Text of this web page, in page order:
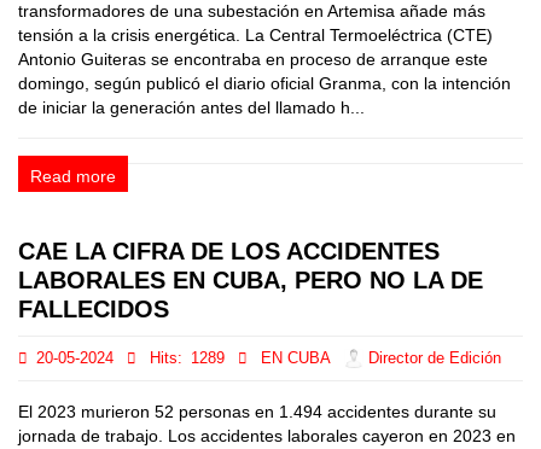
transformadores de una subestación en Artemisa añade más
tensión a la crisis energética. La Central Termoeléctrica (CTE)
Antonio Guiteras se encontraba en proceso de arranque este
domingo, según publicó el diario oficial Granma, con la intención
de iniciar la generación antes del llamado h...
Read more
CAE LA CIFRA DE LOS ACCIDENTES
LABORALES EN CUBA, PERO NO LA DE
FALLECIDOS
20-05-2024 Hits: 1289 EN CUBA Director de Edición
El 2023 murieron 52 personas en 1.494 accidentes durante su
jornada de trabajo. Los accidentes laborales cayeron en 2023 en